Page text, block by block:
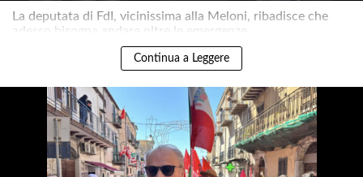
La deputata di FdI, vicinissima alla Meloni, ribadisce che
adesso bisogna andare oltre le emergenze..
Continua a Leggere